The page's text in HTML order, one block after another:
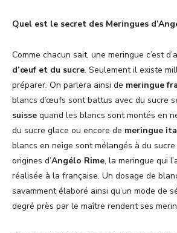
Quel est le secret des Meringues
Comme chacun sait, une meringue c’est
d’œuf et du sucre. Seulement il existe
préparer. On parlera ainsi de meringue
blancs d’œufs sont battus avec du sucre
suisse quand les blancs sont montés en
du sucre glace ou encore de meringue
blancs en neige sont mélangés à du
origines d’Angélo Rime, la meringue qui
réalisée à la française. Un dosage de
savamment élaboré ainsi qu’un mode de
degré près par le maître rendent ses